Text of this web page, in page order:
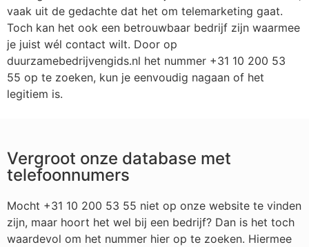
vaak uit de gedachte dat het om telemarketing gaat.
Toch kan het ook een betrouwbaar bedrijf zijn waarmee
je juist wél contact wilt. Door op
duurzamebedrijvengids.nl het nummer +31 10 200 53
55 op te zoeken, kun je eenvoudig nagaan of het
legitiem is.
Vergroot onze database met
telefoonnumers
Mocht +31 10 200 53 55 niet op onze website te vinden
zijn, maar hoort het wel bij een bedrijf? Dan is het toch
waardevol om het nummer hier op te zoeken. Hiermee